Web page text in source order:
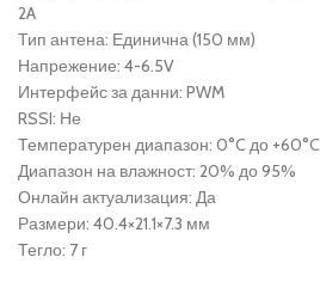
2A
Тип антена: Единична (150 мм)
Напрежение: 4-6.5V
Интерфейс за данни: PWM
RSSI: Не
Температурен диапазон: 0°C до +60°C
Диапазон на влажност: 20% до 95%
Онлайн актуализация: Да
Размери: 40.4×21.1×7.3 мм
Тегло: 7 г